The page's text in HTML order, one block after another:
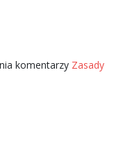
komentarzy Zasady